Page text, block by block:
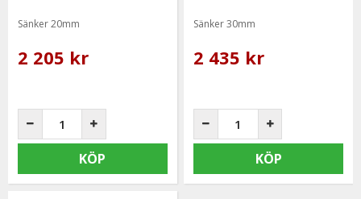
Sänker 20mm
2 205 kr
KÖP
Sänker 30mm
2 435 kr
KÖP